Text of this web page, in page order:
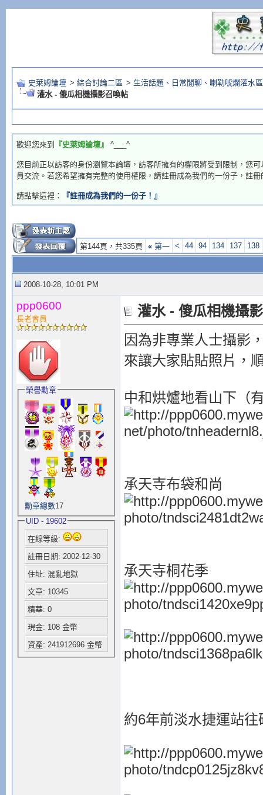
史萊姆論壇 > 綜合討論二區 > 生活話題、日常閒聊、喇勒唬爛灌水區
灌水 - 傻瓜相機攝影召喚帖
歡迎您來到 『史萊姆論壇』 ^___^
您目前正以訪客的身份瀏覽本論壇，訪客所擁有的權限將受到限制，您
員交流。若您希望擁有完整的使用權限，請註冊成為我們的一份子，註
請點擊這裡： 『註冊成為我們的一份子！』
第144頁，共335頁 «第一 < 44 94 134 137 138
2008-10-28, 10:01 PM
ppp0600
長老會員
榮譽勳章
勳章總數17
UID - 19602
在線等級:
註冊日期: 2002-12-30
住址: 混亂地獄
文章: 10345
精華: 0
現金: 108 金幣
資產: 241912696 金幣
灌水 - 傻瓜相機攝
因為非專業人士攝影
來讓大家貼貼照片，
中和烘爐地看山下（
承天寺布袋和尚
承天寺桐花季
約6年前淡水捷運站